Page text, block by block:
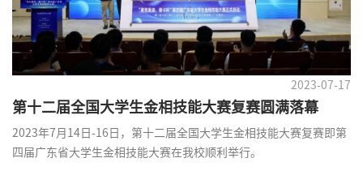
2023-07-17
第十二届全国大学生金相技能大赛复赛圆满落幕
2023年7月14日-16日，第十二届全国大学生金相技能大赛复赛即第
四届广东省大学生金相技能大赛在我校顺利举行。